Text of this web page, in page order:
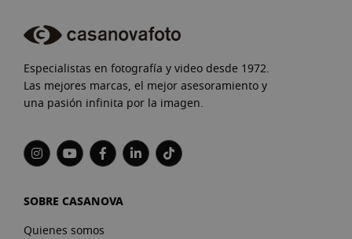
Especialistas en fotografía y video desde 1972.
Las mejores marcas, el mejor asesoramiento y
una pasión infinita por la imagen.
SOBRE CASANOVA
Quienes somos